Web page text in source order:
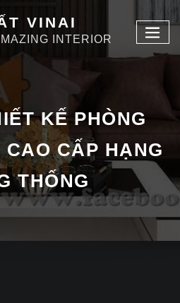
VINAI
INTERIOR
KẾ PHÒNG
CẤP HẠNG
THỐNG